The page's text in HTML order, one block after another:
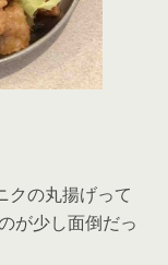
の丸揚げって
が少し面倒だっ